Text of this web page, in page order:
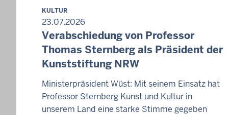
KULTUR
23.07.2026
Verabschiedung von Professor
Thomas Sternberg als Präsident der
Kunststiftung NRW
Ministerpräsident Wüst: Mit seinem Einsatz hat
Professor Sternberg Kunst und Kultur in
unserem Land eine starke Stimme gegeben